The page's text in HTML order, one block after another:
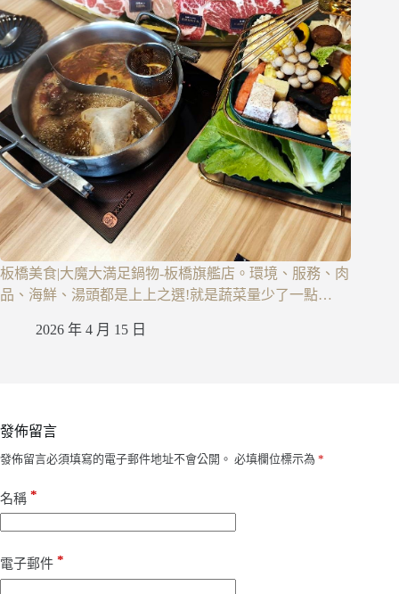
板橋美食|大魔大満足鍋物-板橋旗艦店。環境、服務、肉
品、海鮮、湯頭都是上上之選!就是蔬菜量少了一點…
2026 年 4 月 15 日
發佈留言
發佈留言必須填寫的電子郵件地址不會公開。 必填欄位標示為 *
名稱 *
電子郵件 *